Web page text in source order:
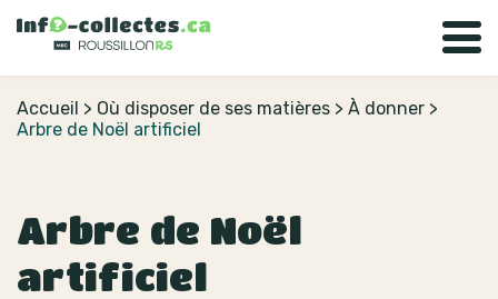
Accueil > Où disposer de ses matières > À donner >
Arbre de Noël artificiel
Arbre de Noël
artificiel